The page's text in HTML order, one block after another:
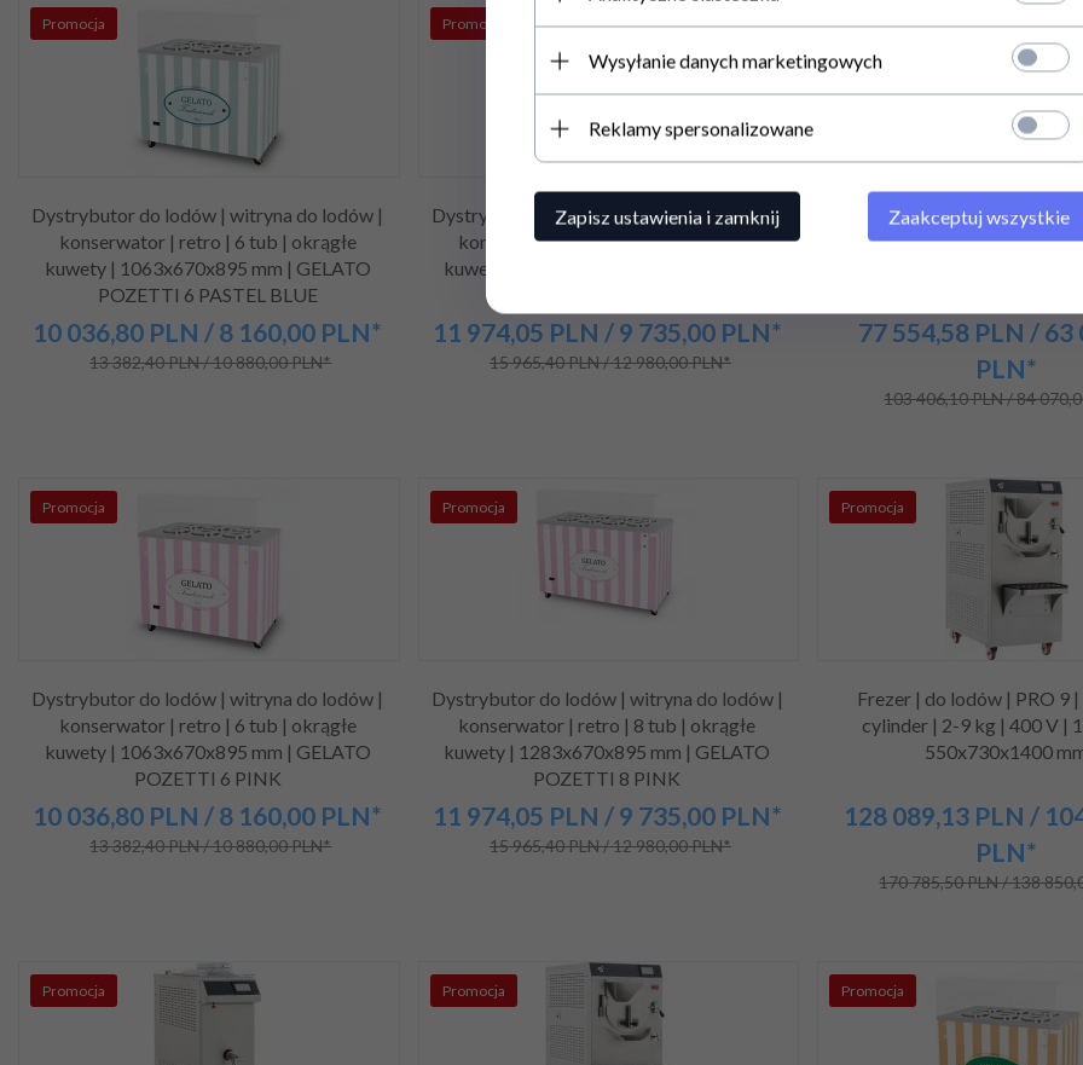
Promocja
Dystrybutor do lodów | witryna do lodów |
konserwator | retro | 6 tub | okrągłe
kuwety | 1063x670x895 mm | GELATO
POZETTI 6 PASTEL BLUE
10 036,80 PLN/ 8 160,00 PLN*
13 382,40 PLN / 10 880,00 PLN*
Promocja
Dystrybutor do lodów | witryna do lodów |
konserwator | retro | 8 tub | okrągłe
kuwety | 1283x670x895 mm | GELATO
11 974,05 PLN / 9 735,00 PLN*
15 965,40 PLN / 12 980,00 PLN*
Promocja
Frezer | do lodów | MEC 5
cylinder | 2-7 kg | 400 V |
77 554,58PLN / 63
PLN*
103 406,10 PLN / 84
Promocja
Dystrybutor do lodów | witryna do lodów |
konserwator | retro | 6 tub | okrągłe
kuwety | 1063x670x895 mm | GELATO
POZETTI 6 PINK
10 036,80 PLN/ 8 160,00 PLN*
13 382,40 PLN / 10 880,00 PLN*
Promocja
Dystrybutor do lodów | witryna do lodów |
konserwator | retro | 8 tub | okrągłe
kuwety | 1283x670x895 mm | GELATO
POZETTI 8 PINK
11 974,05 PLN / 9 735,00 PLN*
15 965,40 PLN / 12 980,00 PLN*
Promocja
Frezer | do lodów | PRO 9
cylinder | 2-9 kg | 400 V |
550x730x1400
128 089,13PLN /
PLN*
170 785,50 PLN / 138
Promocja Promocja Promocja
Wysyłanie danych marketingowych
Reklamy spersonalizowane
Zapisz ustawienia i zamknij Zaakceptuj wszystkie